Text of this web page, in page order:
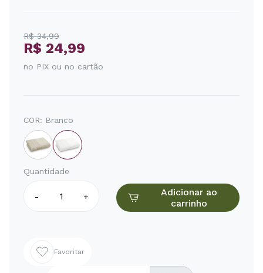
R$ 34,99
R$ 24,99
no PIX ou no cartão
COR: Branco
Quantidade
- +
Adicionar ao
carrinho
Favoritar